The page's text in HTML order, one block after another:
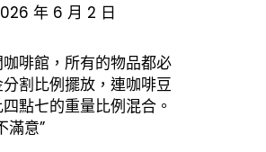
年 6 月 2 日
啡館，所有的物品都必
割比例擺放，連咖啡豆
點七的重量比例混合。
滿意”